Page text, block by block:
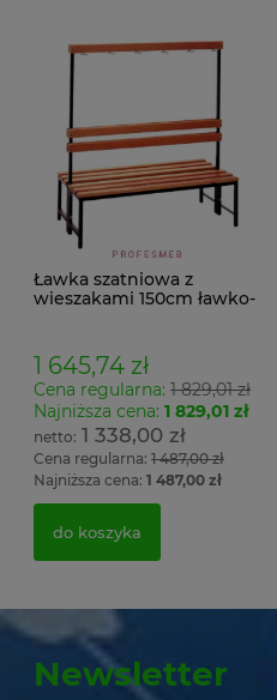
Ławka szatniowa z
wieszakami 150cm ławko-
1 645,74 zł
Cena regularna: 1 829,01 zł
Najniższa cena: 1 829,01 zł
1 338,00 zł
Cena regularna: 1 487,00 zł
Najniższa cena: 1 487,00 zł
do koszyka
Newsletter